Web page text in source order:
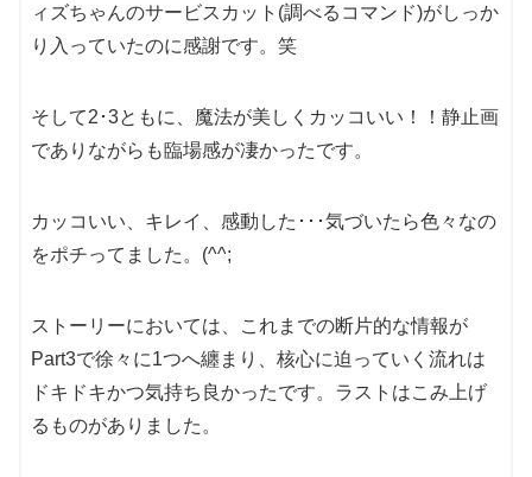
ィズちゃんのサービスカット(調べるコマンド)がしっか
り入っていたのに感謝です。笑
そして2･3ともに、魔法が美しくカッコいい！！静止画
でありながらも臨場感が凄かったです。
カッコいい、キレイ、感動した･･･気づいたら色々なの
をポチってました。(^^;
ストーリーにおいては、これまでの断片的な情報が
Part3で徐々に1つへ纏まり、核心に迫っていく流れは
ドキドキかつ気持ち良かったです。ラストはこみ上げ
るものがありました。